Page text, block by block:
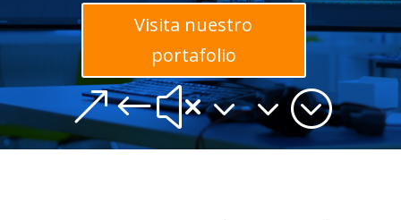
Visita nuestro
portafolio
&#x33;